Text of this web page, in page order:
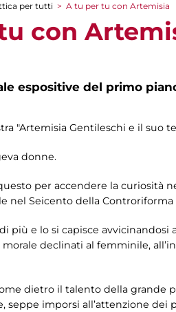
per tutti > A tu per tu con Artemisia
con
espositive del primo
"Artemisia Gentileschi e il suo
donne.
per accendere la curiosità
nel Seicento della Controriforma
più e lo si capisce
declinati al femminile,
dietro il talento della grande
seppe imporsi all’attenzione